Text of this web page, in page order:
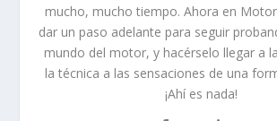
mucho, mucho tiempo. Ahora en
dar un paso adelante para seguir
mundo del motor, y hacérselo llegar a
la técnica a las sensaciones de una
¡Ahí es nada!